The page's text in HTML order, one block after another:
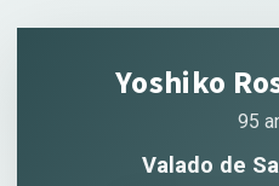
Yoshiko
95
Valado de